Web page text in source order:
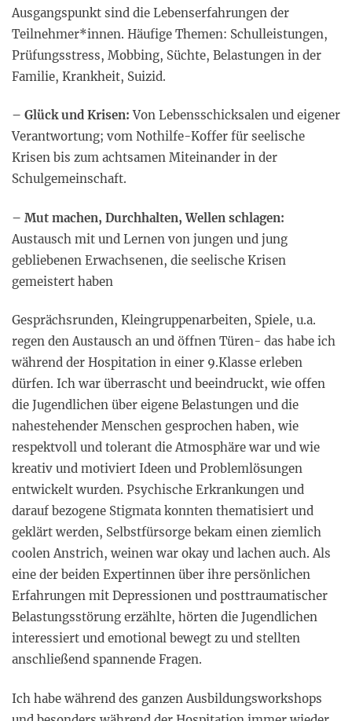
Ausgangspunkt sind die Lebenserfahrungen der
Teilnehmer*innen. Häufige Themen: Schulleistungen,
Prüfungsstress, Mobbing, Süchte, Belastungen in der
Familie, Krankheit, Suizid.
– Glück und Krisen:Von Lebensschicksalen und eigener
Verantwortung; vom Nothilfe-Koffer für seelische
Krisen bis zum achtsamen Miteinander in der
Schulgemeinschaft.
– Mut machen, Durchhalten, Wellen schlagen:
Austausch mit und Lernen von jungen und jung
gebliebenen Erwachsenen, die seelische Krisen
gemeistert haben
Gesprächsrunden, Kleingruppenarbeiten, Spiele, u.a.
regen den Austausch an und öffnen Türen- das habe ich
während der Hospitation in einer 9.Klasse erleben
dürfen. Ich war überrascht und beeindruckt, wie offen
die Jugendlichen über eigene Belastungen und die
nahestehender Menschen gesprochen haben, wie
respektvoll und tolerant die Atmosphäre war und wie
kreativ und motiviert Ideen und Problemlösungen
entwickelt wurden. Psychische Erkrankungen und
darauf bezogene Stigmata konnten thematisiert und
geklärt werden, Selbstfürsorge bekam einen ziemlich
coolen Anstrich, weinen war okay und lachen auch. Als
eine der beiden Expertinnen über ihre persönlichen
Erfahrungen mit Depressionen und posttraumatischer
Belastungsstörung erzählte, hörten die Jugendlichen
interessiert und emotional bewegt zu und stellten
anschließend spannende Fragen.
Ich habe während des ganzen Ausbildungsworkshops